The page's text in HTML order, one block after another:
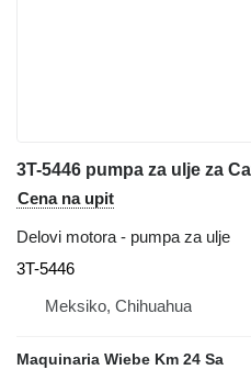
Cena na upit
Delovi motora - pumpa za ulje
3T-5446
Meksiko, Chihuahua
Maquinaria Wiebe Km 24 Sa